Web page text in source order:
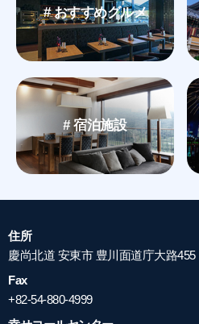
# おすすめグルメ
# 宿泊施設
住所
慶尚北道 安東市 豊川面道庁大路455
Fax
+82-54-880-4999